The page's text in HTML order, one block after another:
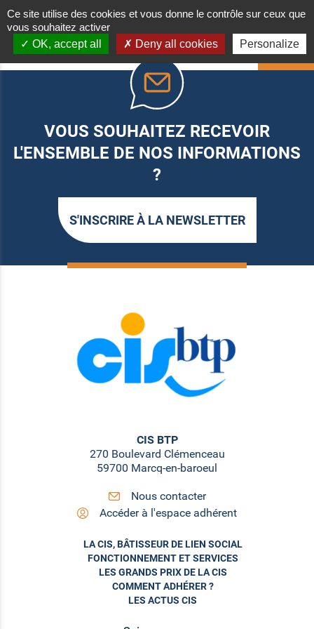
HAUT
VOUS SOUHAITEZ RECEVOIR
L'ENSEMBLE DE NOS INFORMATIONS
?
S'INSCRIRE À LA NEWSLETTER
CIS BTP
270 Boulevard Clémenceau
59700 Marcq-en-baroeul
Nous contacter
Accéder à l'espace adhérent
LA CIS, BÂTISSEUR DE LIEN SOCIAL
FONCTIONNEMENT ET SERVICES
LES GRANDS PRIX DE LA CIS
COMMENT ADHÉRER ?
LES ACTUS CIS
Ce site utilise des cookies et vous donne le contrôle sur ceux que
vous souhaitez activer
OK, accept all
Deny all cookies Personalize